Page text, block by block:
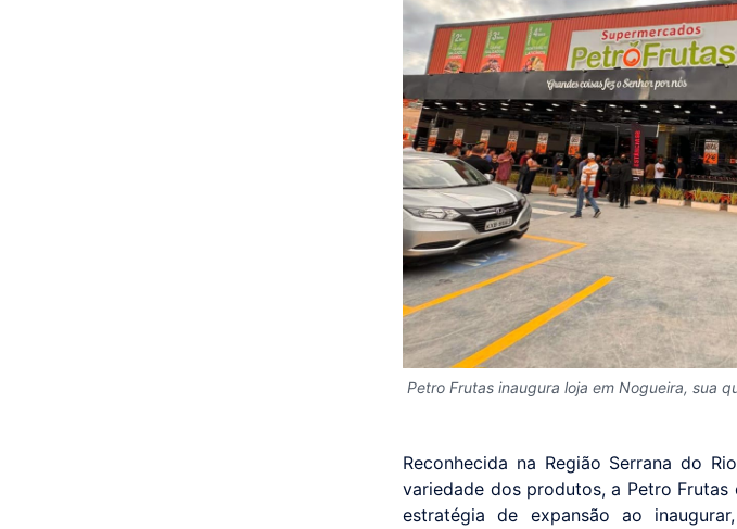
Petro Frutas inaugura loja em Nogueira, sua
Reconhecida na Região Serrana do
variedade dos produtos, a Petro
estratégia de expansão ao